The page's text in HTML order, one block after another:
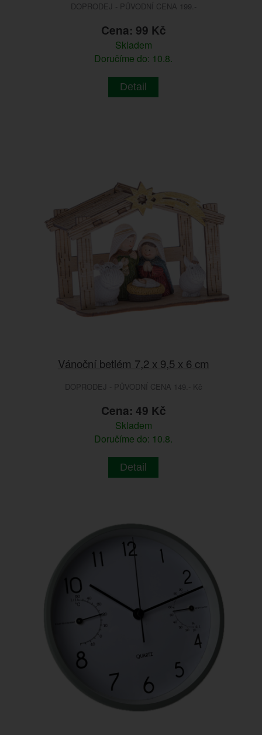
DOPRODEJ - PŮVODNÍ CENA 199.-
Cena: 99 Kč
Skladem
Doručíme do: 10.8.
Detail
Vánoční betlém 7,2 x 9,5 x 6 cm
DOPRODEJ - PŮVODNÍ CENA 149.- Kč
Cena: 49 Kč
Skladem
Doručíme do: 10.8.
Detail